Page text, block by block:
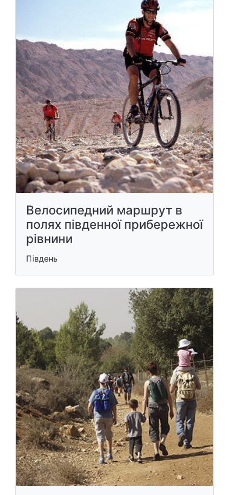
Велосипедний маршрут в
полях південної прибережної
рівнини
Південь